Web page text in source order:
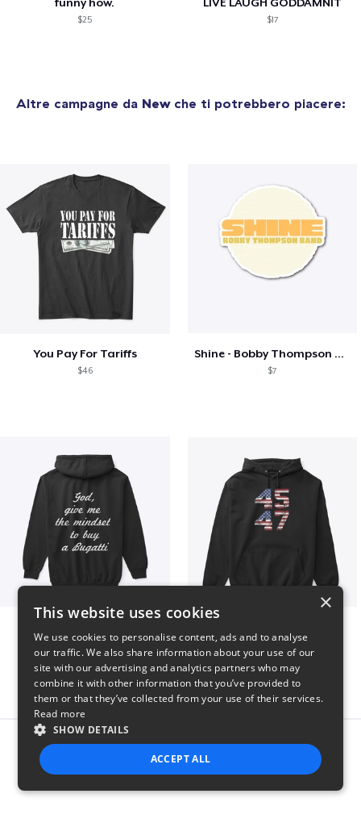
$25 $17
Altre campagne da Newche ti potrebbero piacere:
You Pay For Tariffs
$46
Shine - Bobby Thompson Band Merch
$7
$51 $40
Report this product
×
This website uses cookies
We use cookies to personalise content, ads and to analyse
our traffic. We also share information about your use of our
site with our advertising and analytics partners who may
combine it with other information that you’ve provided to
them or that they’ve collected from your use of their services.
Read more
SHOW DETAILS
ACCEPT ALL
STRICTLY NECESSARY PERFORMANCE